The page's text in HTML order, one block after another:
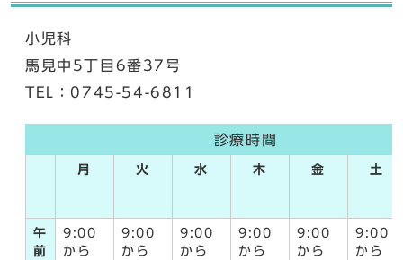
小児科
馬見中5丁目6番37号
TEL：0745-54-6811
診療時間
月 火 水 木 金 土
午
前
9:00
から
9:00
から
9:00
から
9:00
から
9:00
から
9:00
から